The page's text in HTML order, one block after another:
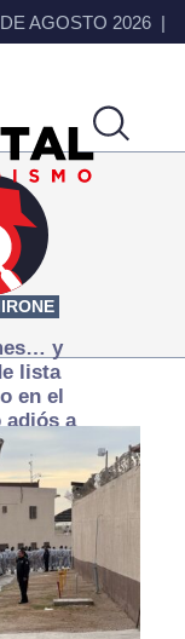
AGOSTO 2026
y
lista
en el
adiós a